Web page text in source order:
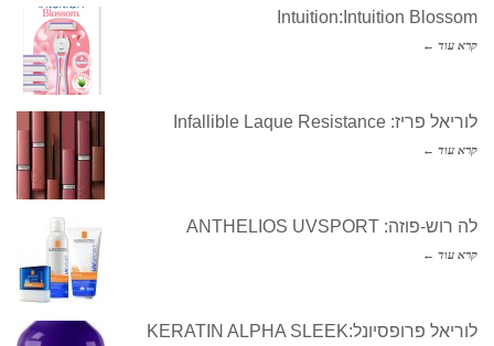
Intuition:Intuition Blossom
קרא עוד ←
לוריאל פריז: Infallible Laque Resistance
קרא עוד ←
לה רוש-פוזה: ANTHELIOS UVSPORT
קרא עוד ←
לוריאל פרופסיונל:KERATIN ALPHA SLEEK